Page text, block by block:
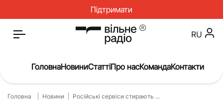
Підтримати
RU
ГоловнаНовиниСтаттіПро насКомандаКонтакти
Головна Новини Російські сервіси стирають ...